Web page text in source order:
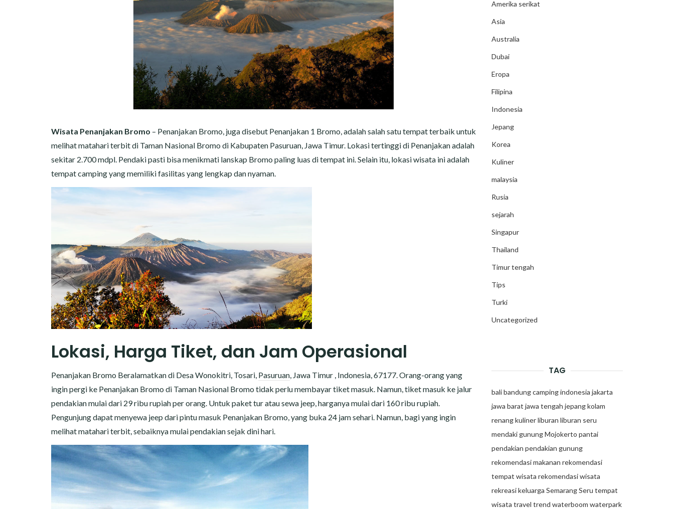
Wisata Penanjakan Bromo – Penanjakan Bromo, juga disebut Penanjakan 1 Bromo, adalah salah satu tempat terbaik untuk
melihat matahari terbit di Taman Nasional Bromo di Kabupaten Pasuruan, Jawa Timur. Lokasi tertinggi di Penanjakan adalah
sekitar 2.700 mdpl. Pendaki pasti bisa menikmati lanskap Bromo paling luas di tempat ini. Selain itu, lokasi wisata ini adalah
tempat camping yang memiliki fasilitas yang lengkap dan nyaman.
Lokasi, Harga Tiket, dan Jam Operasional
Penanjakan Bromo Beralamatkan di Desa Wonokitri, Tosari, Pasuruan, Jawa Timur , Indonesia, 67177. Orang-orang yang
ingin pergi ke Penanjakan Bromo di Taman Nasional Bromo tidak perlu membayar tiket masuk. Namun, tiket masuk ke jalur
pendakian mulai dari 29 ribu rupiah per orang. Untuk paket tur atau sewa jeep, harganya mulai dari 160 ribu rupiah.
Pengunjung dapat menyewa jeep dari pintu masuk Penanjakan Bromo, yang buka 24 jam sehari. Namun, bagi yang ingin
melihat matahari terbit, sebaiknya mulai pendakian sejak dini hari.
Amerika serikat
Asia
Australia
Dubai
Eropa
Filipina
Indonesia
Jepang
Korea
Kuliner
malaysia
Rusia
sejarah
Singapur
Thailand
Timur tengah
Tips
Turki
Uncategorized
TAG
bali bandung camping indonesia jakarta
jawa barat jawa tengah jepang kolam
renang kuliner liburan liburan seru
mendaki gunung Mojokerto pantai
pendakian pendakian gunung
rekomendasi makanan rekomendasi
tempat wisata rekomendasi wisata
rekreasi keluarga Semarang Seru tempat
wisata travel trend waterboom waterpark